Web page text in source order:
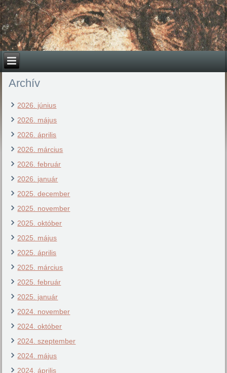
Archív
2026. június
2026. május
2026. április
2026. március
2026. február
2026. január
2025. december
2025. november
2025. október
2025. május
2025. április
2025. március
2025. február
2025. január
2024. november
2024. október
2024. szeptember
2024. május
2024. április